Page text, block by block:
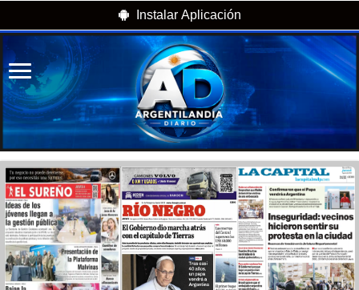
Instalar Aplicación